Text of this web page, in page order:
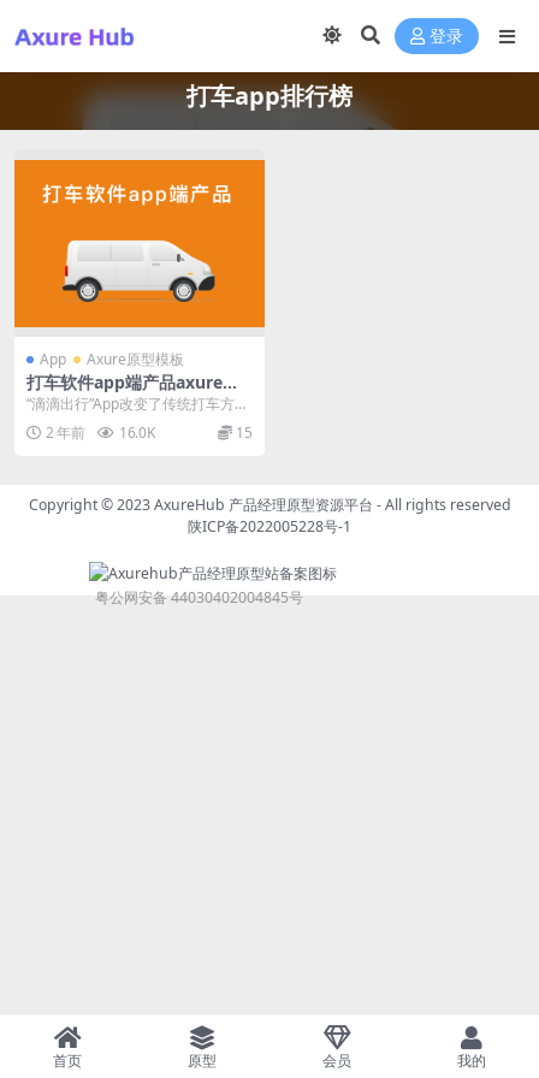
登录
打车app排行榜
App Axure原型模板
打车软件app端产品axure原
型下载（类似滴滴打车高德打
车等）
“滴滴出行”App改变了传统打车方
式，建立培养出大移动互联网时代
下引领的用户现代...
2 年前 16.0K 15
Copyright © 2023AxureHub 产品经理原型资源平台 - All rights reserved
陕ICP备2022005228号-1
粤公网安备 44030402004845号
首页 原型 会员 我的